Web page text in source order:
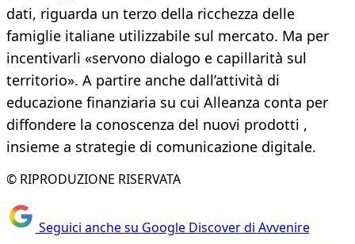
dati, riguarda un terzo della ricchezza delle
famiglie italiane utilizzabile sul mercato. Ma per
incentivarli «servono dialogo e capillarità sul
territorio». A partire anche dall’attività di
educazione finanziaria su cui Alleanza conta per
diffondere la conoscenza del nuovi prodotti ,
insieme a strategie di comunicazione digitale.
© RIPRODUZIONE RISERVATA
Seguici anche su Google Discover di Avvenire